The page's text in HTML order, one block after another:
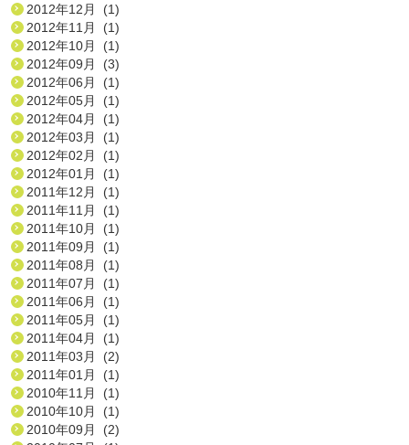
2012年12月 (1)
2012年11月 (1)
2012年10月 (1)
2012年09月 (3)
2012年06月 (1)
2012年05月 (1)
2012年04月 (1)
2012年03月 (1)
2012年02月 (1)
2012年01月 (1)
2011年12月 (1)
2011年11月 (1)
2011年10月 (1)
2011年09月 (1)
2011年08月 (1)
2011年07月 (1)
2011年06月 (1)
2011年05月 (1)
2011年04月 (1)
2011年03月 (2)
2011年01月 (1)
2010年11月 (1)
2010年10月 (1)
2010年09月 (2)